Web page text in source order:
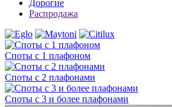
Дорогие
Распродажа
Споты с 1 плафоном
Споты с 2 плафонами
Споты с 3 и более плафонами